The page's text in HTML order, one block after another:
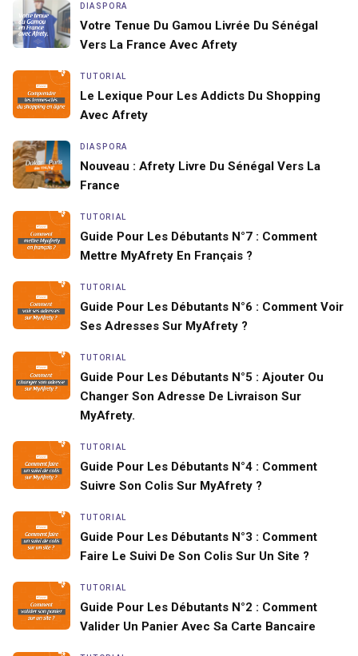
DIASPORA
Votre Tenue Du Gamou Livrée Du Sénégal
Vers La France Avec Afrety
TUTORIAL
Le Lexique Pour Les Addicts Du Shopping
Avec Afrety
DIASPORA
Nouveau : Afrety Livre Du Sénégal Vers La
France
TUTORIAL
Guide Pour Les Débutants N°7 : Comment
Mettre MyAfrety En Français ?
TUTORIAL
Guide Pour Les Débutants N°6 : Comment Voir
Ses Adresses Sur MyAfrety ?
TUTORIAL
Guide Pour Les Débutants N°5 : Ajouter Ou
Changer Son Adresse De Livraison Sur
MyAfrety.
TUTORIAL
Guide Pour Les Débutants N°4 : Comment
Suivre Son Colis Sur MyAfrety ?
TUTORIAL
Guide Pour Les Débutants N°3 : Comment
Faire Le Suivi De Son Colis Sur Un Site ?
TUTORIAL
Guide Pour Les Débutants N°2 : Comment
Valider Un Panier Avec Sa Carte Bancaire